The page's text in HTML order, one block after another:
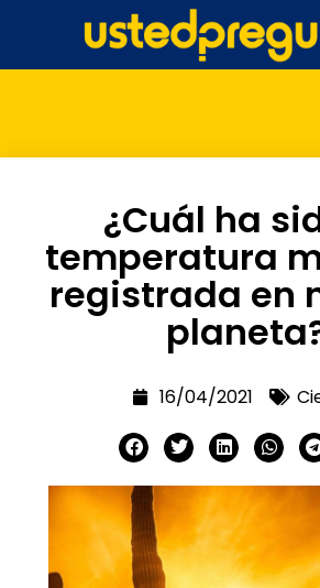
¿Cuál ha
temperatura
registrada en
16/04/2021